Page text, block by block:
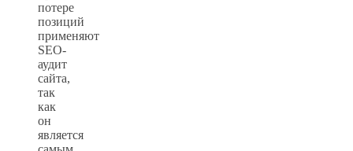
потере
позиций
применяют
SEO-
аудит
сайта,
так
как
он
является